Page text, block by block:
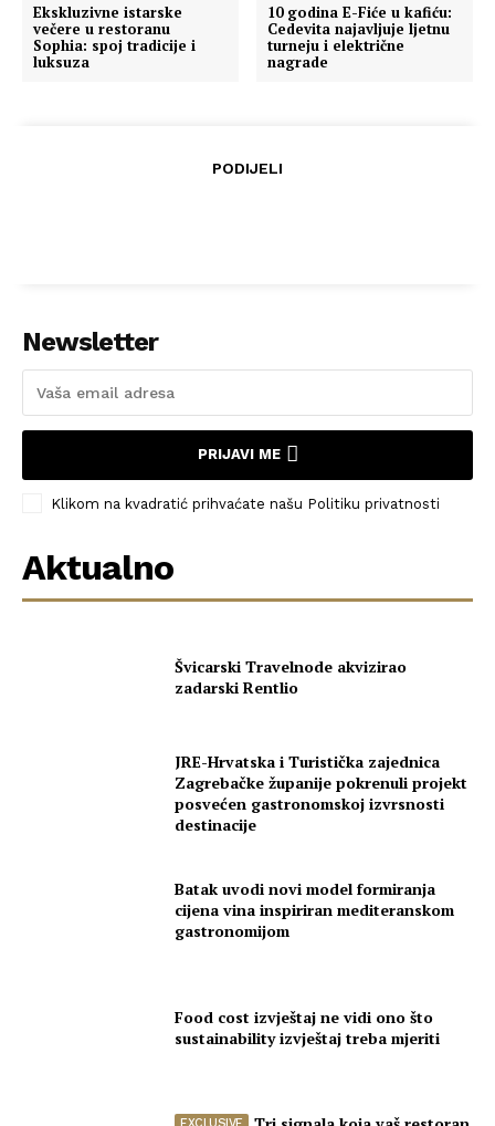
Ekskluzivne istarske
večere u restoranu
Sophia: spoj tradicije i
luksuza
10 godina E-Fiće u kafiću:
Cedevita najavljuje ljetnu
turneju i električne
nagrade
PODIJELI
Newsletter
PRIJAVI ME
Klikom na kvadratić prihvaćate našu Politiku privatnosti
Aktualno
Švicarski Travelnode akvizirao
zadarski Rentlio
JRE-Hrvatska i Turistička zajednica
Zagrebačke županije pokrenuli projekt
posvećen gastronomskoj izvrsnosti
destinacije
Batak uvodi novi model formiranja
cijena vina inspiriran mediteranskom
gastronomijom
Food cost izvještaj ne vidi ono što
sustainability izvještaj treba mjeriti